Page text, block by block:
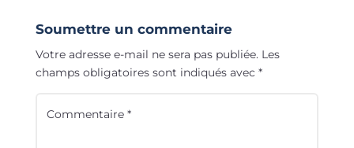
Soumettre un commentaire
Votre adresse e-mail ne sera pas publiée. Les
champs obligatoires sont indiqués avec *